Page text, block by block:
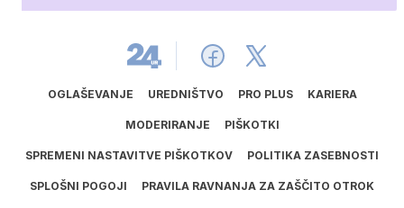
OGLAŠEVANJE UREDNIŠTVO PRO PLUS KARIERA
MODERIRANJE PIŠKOTKI
SPREMENI NASTAVITVE PIŠKOTKOV POLITIKA ZASEBNOSTI
SPLOŠNI POGOJI PRAVILA RAVNANJA ZA ZAŠČITO OTROK